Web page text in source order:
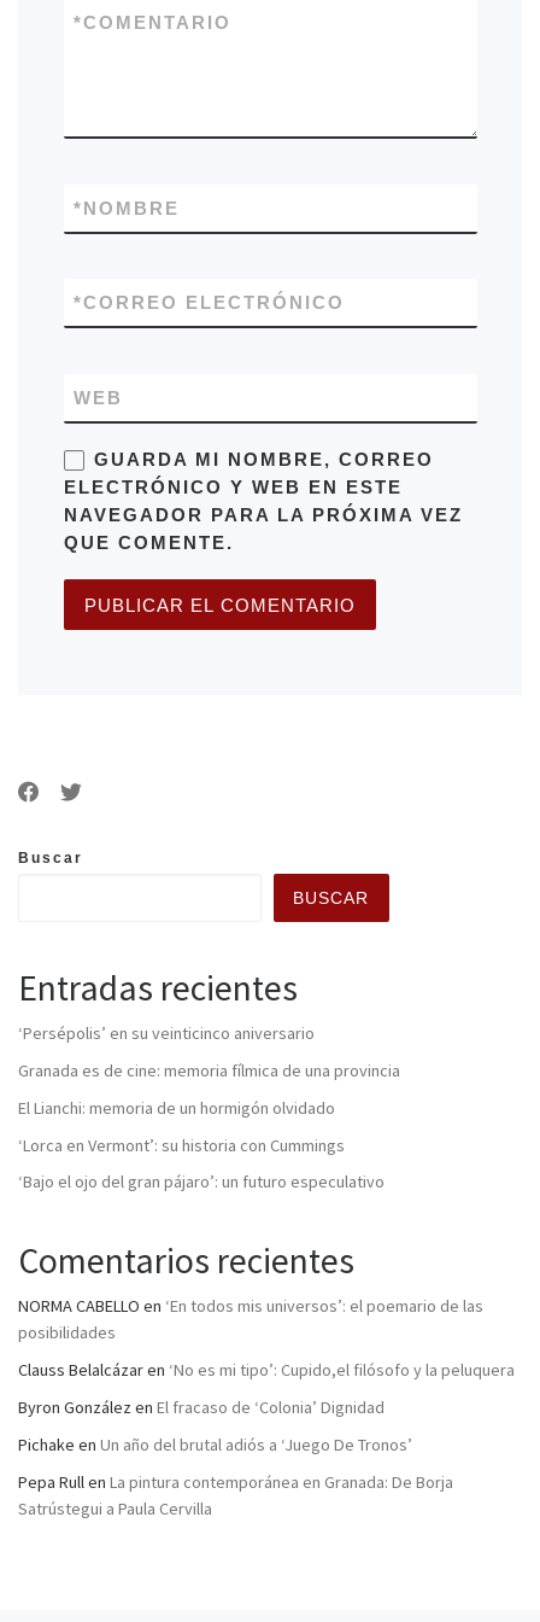
COMENTARIO
*
NOMBRE
*
CORREO ELECTRÓNICO
*
WEB
GUARDA MI NOMBRE, CORREO
ELECTRÓNICO Y WEB EN ESTE
NAVEGADOR PARA LA PRÓXIMA VEZ
QUE COMENTE.
Buscar
BUSCAR
Entradas recientes
‘Persépolis’ en su veinticinco aniversario
Granada es de cine: memoria fílmica de una provincia
El Lianchi: memoria de un hormigón olvidado
‘Lorca en Vermont’: su historia con Cummings
‘Bajo el ojo del gran pájaro’: un futuro especulativo
Comentarios recientes
NORMA CABELLO en ‘En todos mis universos’: el poemario de las
posibilidades
Clauss Belalcázaren ‘No es mi tipo’: Cupido,el filósofo y la peluquera
Byron González en El fracaso de ‘Colonia’ Dignidad
Pichake en Un año del brutal adiós a ‘Juego De Tronos’
Pepa Rullen La pintura contemporánea en Granada: De Borja
Satrústegui a Paula Cervilla